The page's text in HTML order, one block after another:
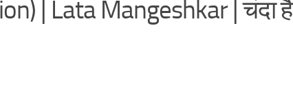
| Lata Mangeshkar | चंदा है